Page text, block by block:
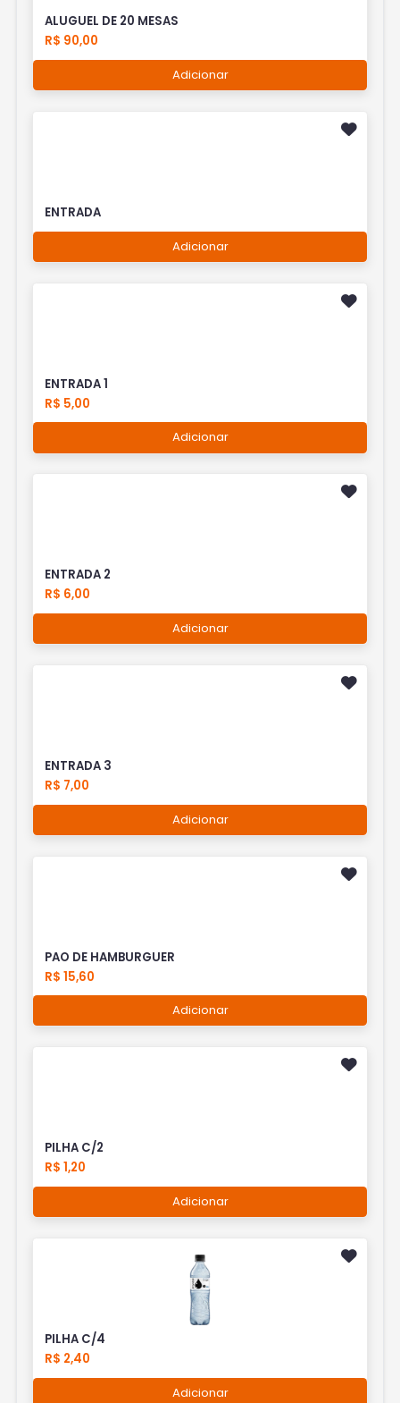
ALUGUEL DE 20 MESAS
R$ 90,00
Adicionar
ENTRADA
Adicionar
ENTRADA 1
R$ 5,00
Adicionar
ENTRADA 2
R$ 6,00
Adicionar
ENTRADA 3
R$ 7,00
Adicionar
PAO DE HAMBURGUER
R$ 15,60
Adicionar
PILHA C/2
R$ 1,20
Adicionar
PILHA C/4
R$ 2,40
Adicionar